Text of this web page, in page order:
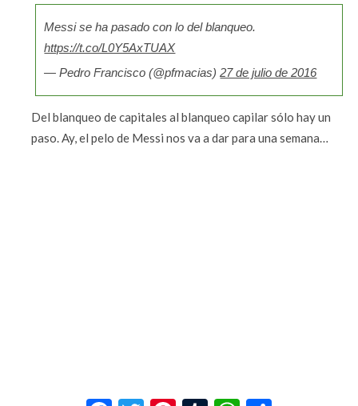
Messi se ha pasado con lo del blanqueo.
https://t.co/L0Y5AxTUAX
— Pedro Francisco (@pfmacias)27 de julio de 2016
Del blanqueo de capitales al blanqueo capilar sólo hay un
paso. Ay, el pelo de Messi nos va a dar para una semana…